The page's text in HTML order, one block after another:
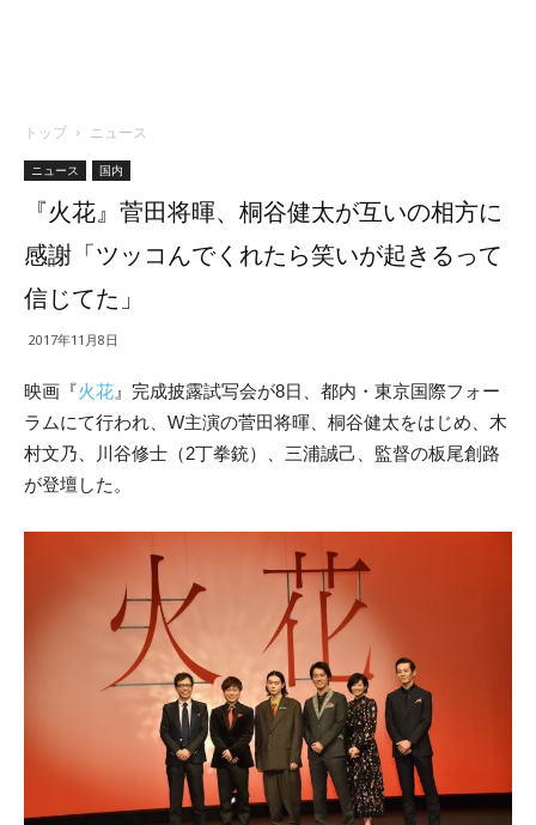
トップ ニュース
ニュース 国内
『火花』菅田将暉、桐谷健太が互いの相方に
感謝「ツッコんでくれたら笑いが起きるって
信じてた」
2017年11月8日
映画『火花 』完成披露試写会が8日、都内・東京国際フォー
ラムにて行われ、W主演の菅田将暉、桐谷健太をはじめ、木
村文乃、川谷修士（2丁拳銃）、三浦誠己、監督の板尾創路
が登壇した。